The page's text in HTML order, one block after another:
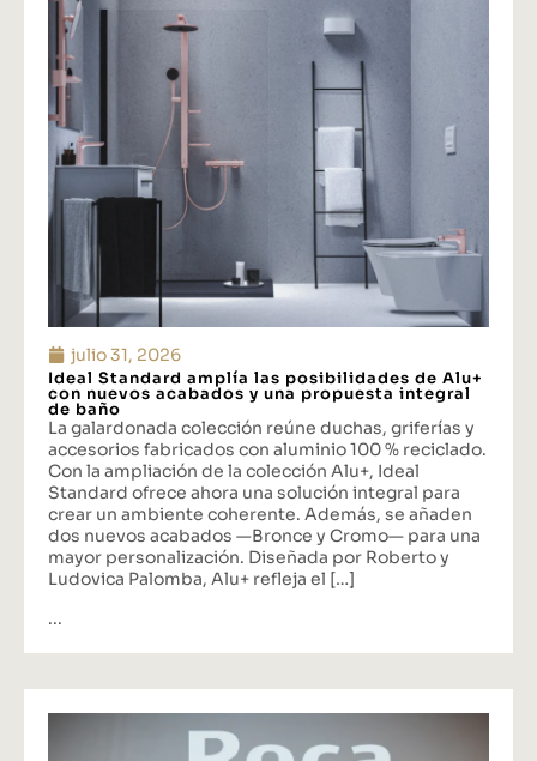
julio 31, 2026
Ideal Standard amplía las posibilidades de Alu+
con nuevos acabados y una propuesta integral
de baño
La galardonada colección reúne duchas, griferías y
accesorios fabricados con aluminio 100 % reciclado.
Con la ampliación de la colección Alu+, Ideal
Standard ofrece ahora una solución integral para
crear un ambiente coherente. Además, se añaden
dos nuevos acabados —Bronce y Cromo— para una
mayor personalización. Diseñada por Roberto y
Ludovica Palomba, Alu+ refleja el […]
...